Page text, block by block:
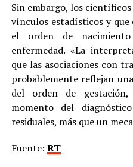
Sin embargo, los
vínculos estadísticos y
el orden de
enfermedad. «La
que las asociaciones con
probablemente reflejan
del orden de
momento del
residuales, más que un
Fuente: RT